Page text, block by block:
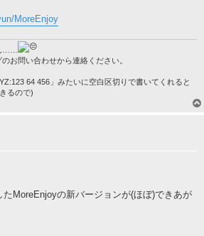
MoreEnjoy
……
お問い合わせから連絡ください。
64 456」みたいに空白区切りで書いてくれると
るので)
MoreEnjoyの新バージョンが(ほぼ)できあが